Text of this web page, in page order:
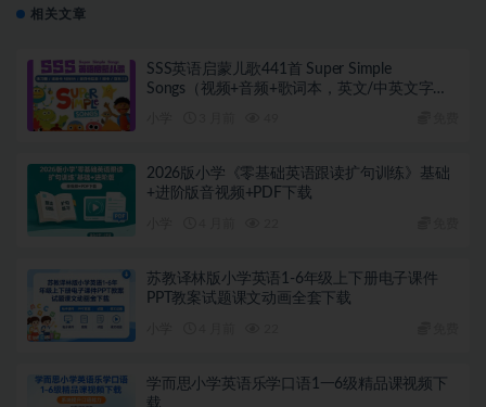
相关文章
SSS英语启蒙儿歌441首 Super Simple
Songs（视频+音频+歌词本，英文/中英文字
2026版小学《零基础英语跟读扩句训练》基础
+进阶版音视频+PDF下载
苏教译林版小学英语1-6年级上下册电子课件
PPT教案试题课文动画全套下载
学而思小学英语乐学口语1一6级精品课视频下
载